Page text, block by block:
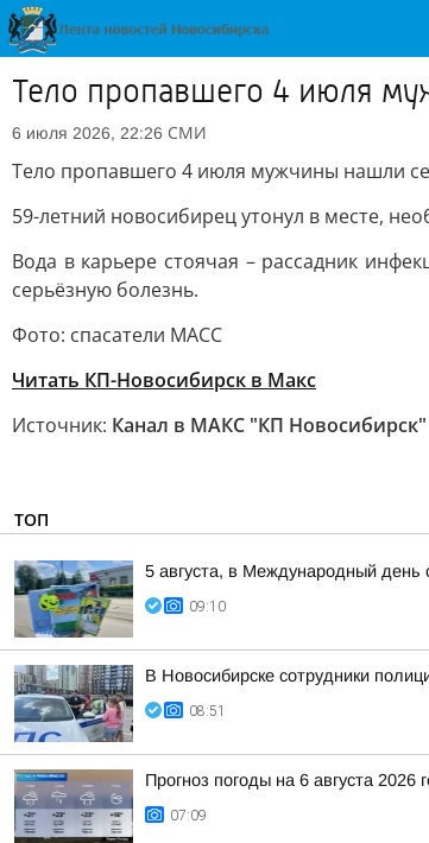
Тело пропавшего 4 июля
6 июля 2026, 22:26 СМИ
Тело пропавшего 4 июля мужчины нашли
59-летний новосибирец утонул в месте,
Вода в карьере стоячая – рассадник
серьёзную болезнь.
Фото: спасатели МАСС
Читать КП-Новосибирск в Mакс
Источник: Канал в МАКС "КП Новосибирск"
ТОП
5 августа, в Международный день
09:10
В Новосибирске сотрудники
08:51
Прогноз погоды на 6 августа 2026
07:09